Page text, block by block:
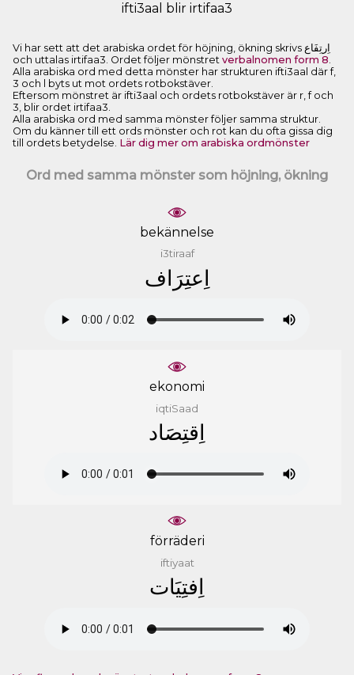
ifti3aal blir irtifaa3
Vi har sett att det arabiska ordet för höjning, ökning skrivs ﺍِﺭﺗِﻔَﺎﻉ
och uttalas irtifaa3. Ordet följer mönstret verbalnomen form 8.
Alla arabiska ord med detta mönster har strukturen ifti3aal där f,
3 och l byts ut mot ordets rotbokstäver.
Eftersom mönstret är ifti3aal och ordets rotbokstäver är r, f och
3, blir ordet irtifaa3.
Alla arabiska ord med samma mönster följer samma struktur.
Om du känner till ett ords mönster och rot kan du ofta gissa dig
till ordets betydelse. Lär dig mer om arabiska ordmönster
Ord med samma mönster som höjning, ökning
bekännelse
i3tiraaf
ﺍِﻋﺘِﺮَﺍﻑ
ekonomi
iqtiSaad
ﺍِﻗﺘِﺼَﺎﺩ
förräderi
iftiyaat
ﺍِﻓﺘِﻴَﺎﺕ